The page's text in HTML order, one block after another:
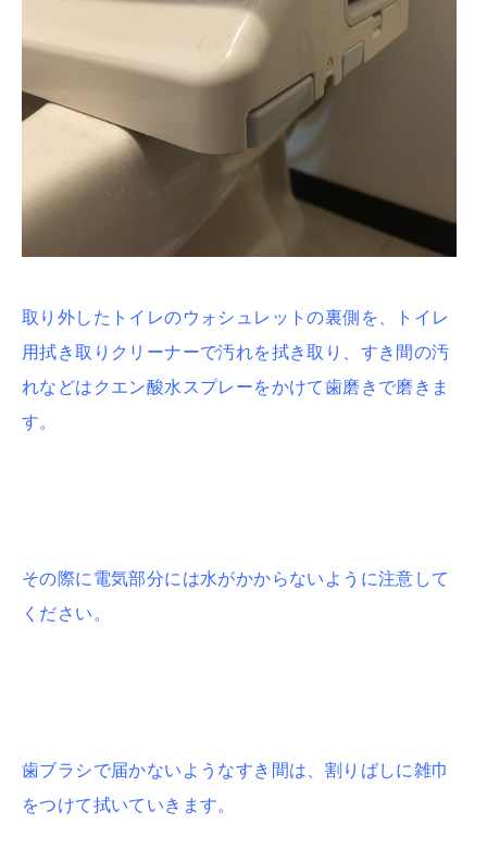
取り外したトイレのウォシュレットの裏側を、トイレ
用拭き取りクリーナーで汚れを拭き取り、すき間の汚
れなどはクエン酸水スプレーをかけて歯磨きで磨きま
す。
その際に電気部分には水がかからないように注意して
ください。
歯ブラシで届かないようなすき間は、割りばしに雑巾
をつけて拭いていきます。